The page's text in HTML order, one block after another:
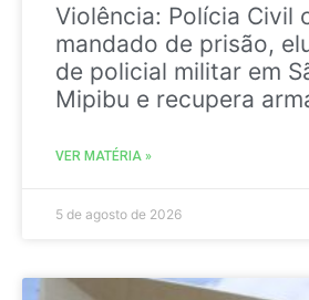
Violência: Polícia Civil
mandado de prisão,
de policial militar em
Mipibu e recupera
VER MATÉRIA »
5 de agosto de 2026